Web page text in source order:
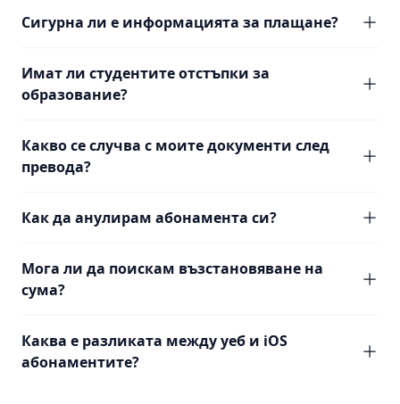
Сигурна ли е информацията за плащане?
Имат ли студентите отстъпки за
образование?
Какво се случва с моите документи след
превода?
Как да анулирам абонамента си?
Мога ли да поискам възстановяване на
сума?
Каква е разликата между уеб и iOS
абонаментите?